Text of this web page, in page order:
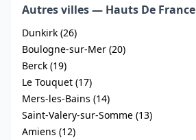
Autres villes — Hauts De France
Dunkirk (26)
Boulogne-sur-Mer (20)
Berck (19)
Le Touquet (17)
Mers-les-Bains (14)
Saint-Valery-sur-Somme (13)
Amiens (12)